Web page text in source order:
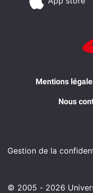
Mentions
Nous
Gestion de la
© 2005 - 2026